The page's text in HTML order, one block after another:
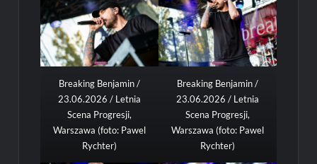
Breaking Benjamin /
23.06.2026 / Letnia
Scena Progresji,
Warszawa (foto: Pawel
Rychter)
Breaking Benjamin /
23.06.2026 / Letnia
Scena Progresji,
Warszawa (foto: Pawel
Rychter)